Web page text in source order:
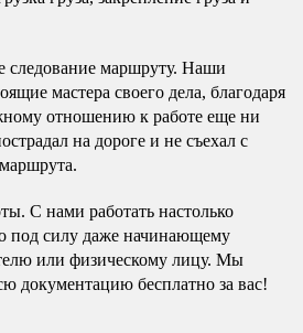
следование маршруту. Наши
мастера своего дела, благодаря
отношению к работе еще ни
на дороге и не съехал с
С нами работать настолько
под силу даже начинающему
или физическому лицу. Мы
документацию бесплатно за вас!